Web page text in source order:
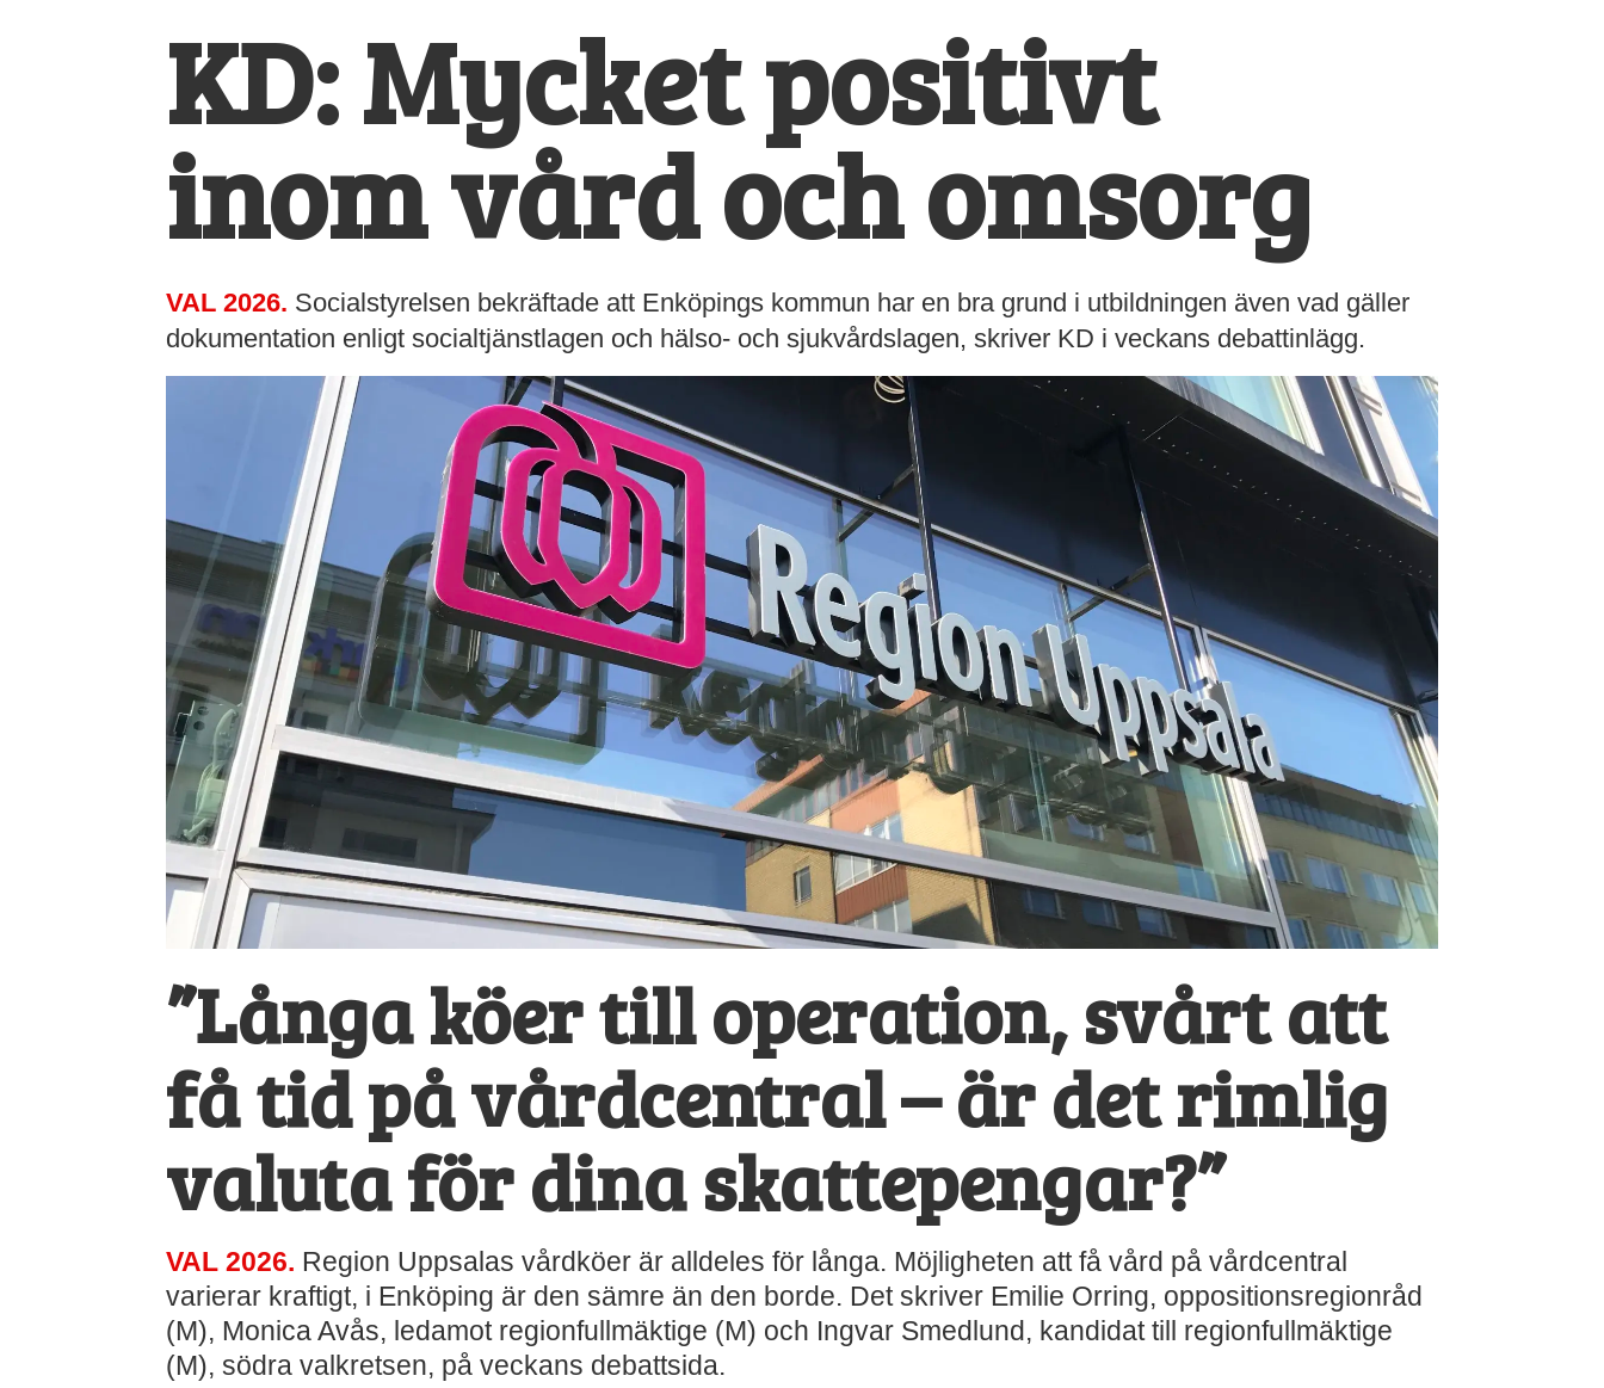
KD: Mycket positivt
inom vård och omsorg
VAL 2026. Socialstyrelsen bekräftade att Enköpings kommun har en bra grund i utbildningen även vad gäller
dokumentation enligt socialtjänstlagen och hälso- och sjukvårdslagen, skriver KD i veckans debattinlägg.
”Långa köer till operation, svårt att
få tid på vårdcentral – är det rimlig
valuta för dina skattepengar?”
VAL 2026. Region Uppsalas vårdköer är alldeles för långa. Möjligheten att få vård på vårdcentral
varierar kraftigt, i Enköping är den sämre än den borde. Det skriver Emilie Orring, oppositionsregionråd
(M), Monica Avås, ledamot regionfullmäktige (M) och Ingvar Smedlund, kandidat till regionfullmäktige
(M), södra valkretsen, på veckans debattsida.